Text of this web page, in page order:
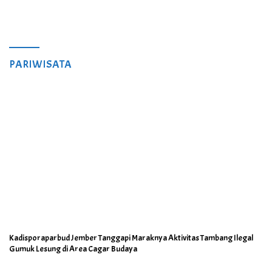
PARIWISATA
Kadisporaparbud Jember Tanggapi Maraknya Aktivitas Tambang Ilegal
Gumuk Lesung di Area Cagar Budaya